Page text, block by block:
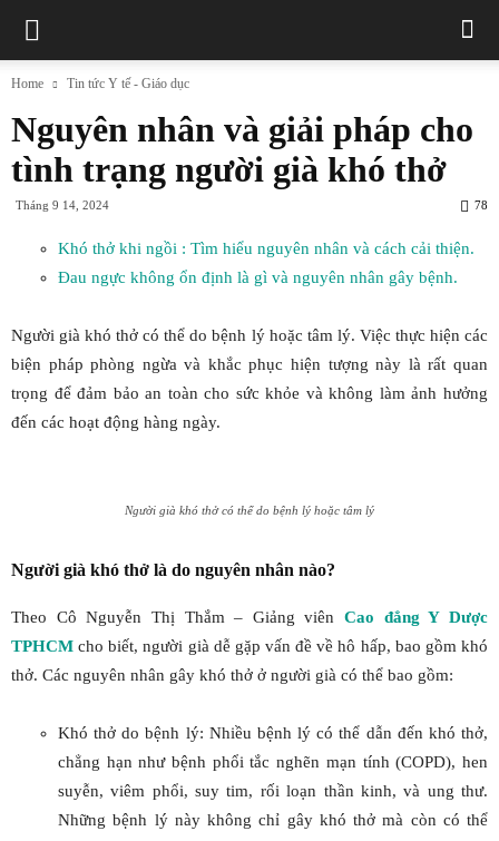
Home Tin tức Y tế - Giáo dục
Nguyên nhân và giải pháp cho
tình trạng người già khó thở
Tháng 9 14, 2024 78
Khó thở khi ngồi : Tìm hiểu nguyên nhân và cách cải thiện.
Đau ngực không ổn định là gì và nguyên nhân gây bệnh.
Người già khó thở có thể do bệnh lý hoặc tâm lý. Việc thực hiện các
biện pháp phòng ngừa và khắc phục hiện tượng này là rất quan
trọng để đảm bảo an toàn cho sức khỏe và không làm ảnh hưởng
đến các hoạt động hàng ngày.
Người già khó thở có thể do bệnh lý hoặc tâm lý
Người già khó thở là do nguyên nhân nào?
Theo Cô Nguyễn Thị Thắm – Giảng viênCao đẳng Y Dược
TPHCM cho biết, người già dễ gặp vấn đề về hô hấp, bao gồm khó
thở. Các nguyên nhân gây khó thở ở người già có thể bao gồm:
Khó thở do bệnh lý: Nhiều bệnh lý có thể dẫn đến khó thở,
chẳng hạn như bệnh phổi tắc nghẽn mạn tính (COPD), hen
suyễn, viêm phổi, suy tim, rối loạn thần kinh, và ung thư.
Những bệnh lý này không chỉ gây khó thở mà còn có thể